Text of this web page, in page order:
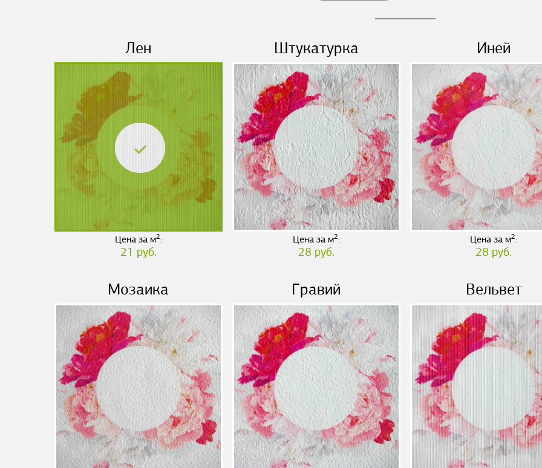
Лен
Цена за м2:
21 руб.
Штукатурка
Цена за м2:
28 руб.
Иней
Цена за м2:
28 руб.
Мозаика Гравий Вельвет